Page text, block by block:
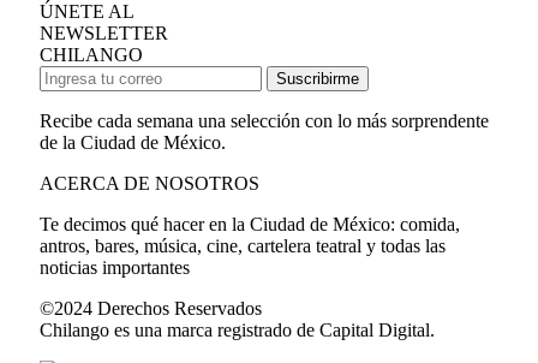
ÚNETE AL
NEWSLETTER
CHILANGO
Suscribirme
Recibe cada semana una selección con lo más sorprendente
de la Ciudad de México.
ACERCA DE NOSOTROS
Te decimos qué hacer en la Ciudad de México: comida,
antros, bares, música, cine, cartelera teatral y todas las
noticias importantes
©2024 Derechos Reservados
Chilango es una marca registrado de Capital Digital.